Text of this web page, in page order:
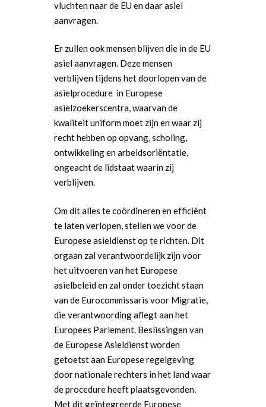
vluchten naar de EU en daar asiel
aanvragen.
Er zullen ook mensen blijven die in de EU
asiel aanvragen. Deze mensen
verblijven tijdens het doorlopen van de
asielprocedure in Europese
asielzoekerscentra, waarvan de
kwaliteit uniform moet zijn en waar zij
recht hebben op opvang, scholing,
ontwikkeling en arbeidsoriëntatie,
ongeacht de lidstaat waarin zij
verblijven.
Om dit alles te coördineren en efficiënt
te laten verlopen, stellen we voor de
Europese asieldienst op te richten. Dit
orgaan zal verantwoordelijk zijn voor
het uitvoeren van het Europese
asielbeleid en zal onder toezicht staan
van de Eurocommissaris voor Migratie,
die verantwoording aflegt aan het
Europees Parlement. Beslissingen van
de Europese Asieldienst worden
getoetst aan Europese regelgeving
door nationale rechters in het land waar
de procedure heeft plaatsgevonden.
Met dit geïntegreerde Europese